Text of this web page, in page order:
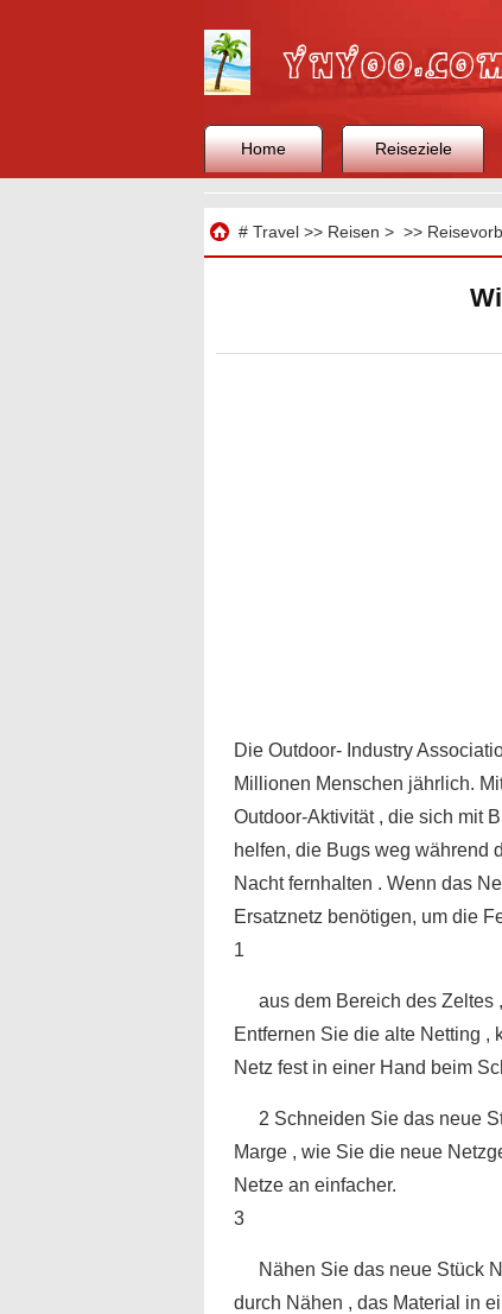
Home Reiseziele
# Travel>> Reisen > >>
Die Outdoor- Industry
Millionen Menschen jährlich.
Outdoor-Aktivität , die sich mit
helfen, die Bugs weg während
Nacht fernhalten . Wenn das
Ersatznetz benötigen, um die
1
aus dem Bereich des Zeltes
Entfernen Sie die alte Netting ,
Netz fest in einer Hand beim
2 Schneiden Sie das neue
Marge , wie Sie die neue
Netze an einfacher.
3
Nähen Sie das neue Stück
durch Nähen , das Material in